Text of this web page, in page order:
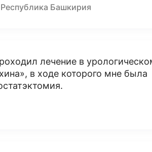
Башкирия
лечение в
в ходе которого мне была